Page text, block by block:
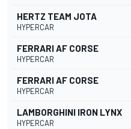
HERTZ TEAM JOTA
HYPERCAR
FERRARI AF CORSE
HYPERCAR
FERRARI AF CORSE
HYPERCAR
LAMBORGHINI IRON LYNX
HYPERCAR